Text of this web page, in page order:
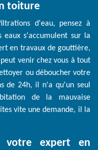
toiture
d'eau, pensez à
s'accumulent sur la
en travaux de gouttière,
venir chez vous à tout
ou déboucher votre
de 24h, il n'a qu'un seul
de la mauvaise
vite une demande, il la
votre expert en